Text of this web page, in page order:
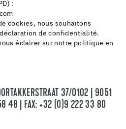
:
cookies, nous souhaitons
de confidentialité.
éclairer sur notre politique en
37/0102 | 9051
48 | FAX: +32 (0)9 222 33 80